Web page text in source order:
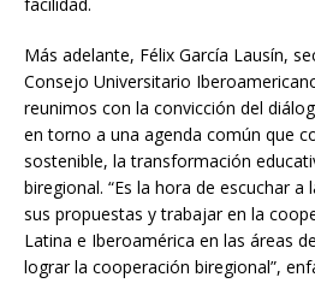
Más adelante, Félix García Lausín,
Consejo Universitario
reunimos con la convicción del
en torno a una agenda común que
sostenible, la transformación
biregional. “Es la hora de escuchar
sus propuestas y trabajar en la
Latina e Iberoamérica en las áreas
lograr la cooperación biregional”,